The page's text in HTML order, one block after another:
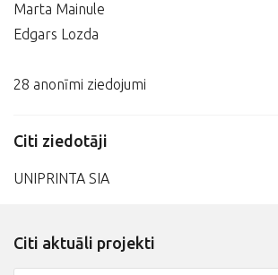
Marta Mainule
Edgars Lozda
28 anonīmi ziedojumi
Citi ziedotāji
UNIPRINTA SIA
Citi aktuāli projekti